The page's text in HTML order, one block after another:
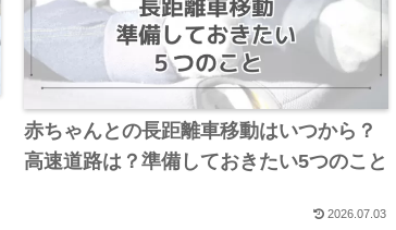
赤ちゃんとの長距離車移動はいつから？
高速道路は？準備しておきたい5つのこと
2026.07.03